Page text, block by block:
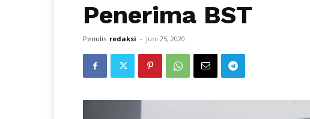
Penerima BST
Penulis redaksi - Juni 25, 2020